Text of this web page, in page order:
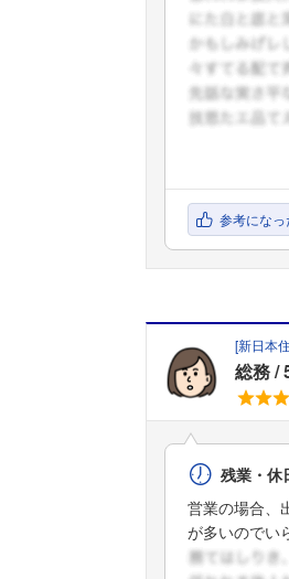
参考になっ
[新日本
総務
残業・休
営業の場合、
が多いのでい